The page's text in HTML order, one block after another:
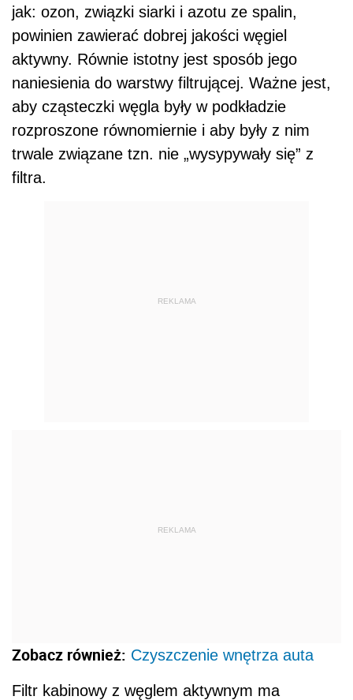
jak: ozon, związki siarki i azotu ze spalin,
powinien zawierać dobrej jakości węgiel
aktywny. Równie istotny jest sposób jego
naniesienia do warstwy filtrującej. Ważne jest,
aby cząsteczki węgla były w podkładzie
rozproszone równomiernie i aby były z nim
trwale związane tzn. nie „wysypywały się” z
filtra.
REKLAMA
REKLAMA
Zobacz również: Czyszczenie wnętrza auta
Filtr kabinowy z węglem aktywnym ma